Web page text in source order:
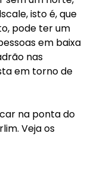
isto é, que
pode ter um
em baixa
nas
em torno de
na ponta do
Veja os